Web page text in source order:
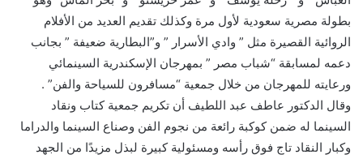
بطولة مصرية سعودية لأول مرة وكذلك تقديم العديد من الأفلام
الروائية القصيرة مثل ” وادي الأسرار ” و”البطارية ضعيفة ” بجانب
دعمه لمسابقة “شباب مصر ” بمهرجان الإسكندرية السينمائي
ورعايته للمهرجان من خلال جمعية “مسافرون للسياحة والفن” .
وقال الدكتور عاطف عبد اللطيف أن تكريم جمعية كتاب ونقاد
السينما له ضمن كوكبة رائعة من نجوم الفن وصناع السينما والدراما
وكبار النقاد تاج فوق رأسه ومسئولية كبيرة لبذل مزيدًا من الجهد